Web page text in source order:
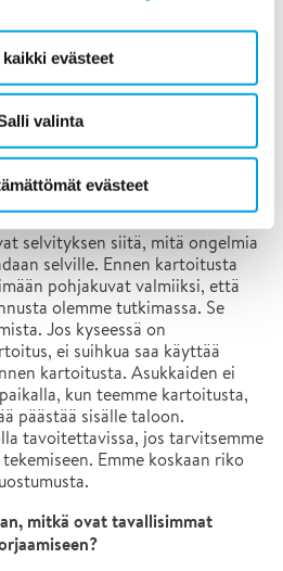
evästeet
valinta
evästeet
Kustannuksiin vaikuttaa
kartoitus tehtyä pintapuolisilla
tehdä porauksia. Joskus käynti
jos kosteutta alkaa löytyä eri
vaatii perusteellisempaa
maksaa yleensä muutaman
talon asukkailta?
selvityksen siitä, mitä ongelmia
selville. Ennen kartoitusta
pohjakuvat valmiiksi, että
olemme tutkimassa. Se
Jos kyseessä on
ei suihkua saa käyttää
kartoitusta. Asukkaiden ei
kun teemme kartoitusta,
päästää sisälle taloon.
tavoitettavissa, jos tarvitsemme
Emme koskaan riko
mitkä ovat tavallisimmat